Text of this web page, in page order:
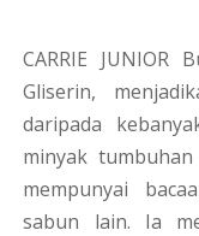
CARRIE
Gliserin,
daripada
minyak
mempunyai
sabun lain. Ia